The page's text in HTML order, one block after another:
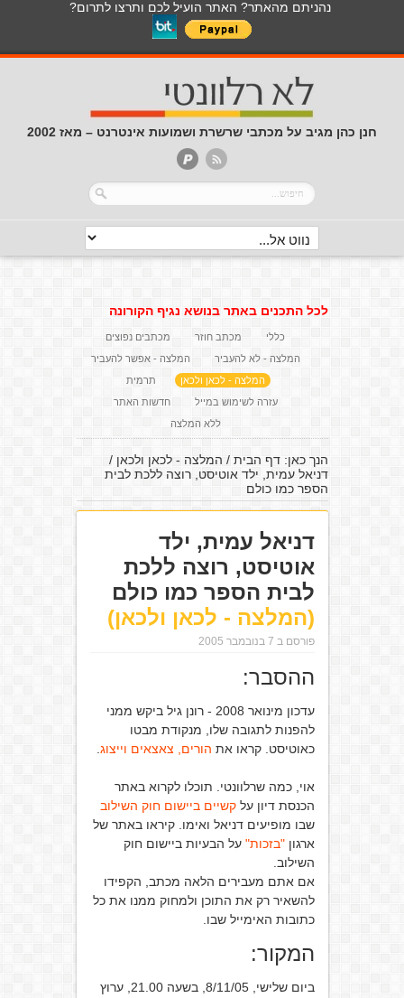
נהניתם מהאתר? האתר הועיל לכם ותרצו לתרום?
חנן כהן מגיב על מכתבי שרשרת ושמועות אינטרנט – מאז 2002
לכל התכנים באתר בנושא נגיף הקורונה
כללי מכתב חוזר
מכתבים נפוצים
המלצה - לא להעביר
המלצה - אפשר להעביר
המלצה - לכאן ולכאן
תרמית
עזרה לשימוש במייל
חדשות האתר
ללא המלצה
הנך כאן:דף הבית / המלצה - לכאן ולכאן /
דניאל עמית, ילד אוטיסט, רוצה ללכת לבית
הספר כמו כולם
דניאל עמית, ילד
אוטיסט, רוצה ללכת
לבית הספר כמו כולם
(המלצה - לכאן ולכאן)
פורסם ב 7 בנובמבר 2005
ההסבר:
עדכון מינואר 2008 - רונן גיל ביקש ממני
להפנות לתגובה שלו, מנקודת מבטו
כאוטיסט. קראו את הורים, צאצאים וייצוג
אוי, כמה שרלוונטי. תוכלו לקרוא באתר
הכנסת דיון עלקשיים ביישום חוק השילוב
שבו מופיעים דניאל ואימו. קיראו באתר של
ארגון"בזכות" על הבעיות ביישום חוק
השילוב.
אם אתם מעבירים הלאה מכתב, הקפידו
להשאיר רק את התוכן ולמחוק ממנו את כל
כתובות האימייל שבו.
המקור:
ביום שלישי, 8/11/05, בשעה 21.00, ערוץ